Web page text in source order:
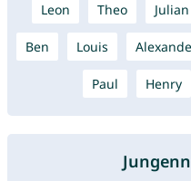
Leon Theo Julian
Ben Louis
Paul Henry